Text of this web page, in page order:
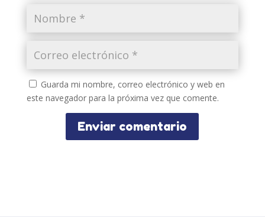
Guarda mi nombre, correo electrónico y web en
este navegador para la próxima vez que comente.
Enviar comentario